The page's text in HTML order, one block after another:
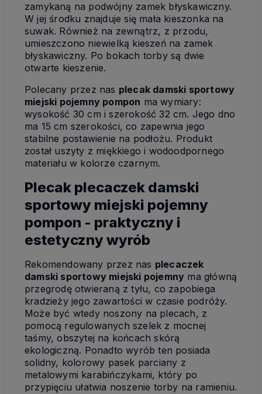
zamykaną na podwójny zamek błyskawiczny.
W jej środku znajduje się mała kieszonka na
suwak. Również na zewnątrz, z przodu,
umieszczono niewielką kieszeń na zamek
błyskawiczny. Po bokach torby są dwie
otwarte kieszenie.
Polecany przez nas plecak damski sportowy
miejski pojemny pompon ma wymiary:
wysokość 30 cm i szerokość 32 cm. Jego dno
ma 15 cm szerokości, co zapewnia jego
stabilne postawienie na podłożu. Produkt
został uszyty z miękkiego i wodoodpornego
materiału w kolorze czarnym.
Plecak plecaczek damski
sportowy miejski pojemny
pompon - praktyczny i
estetyczny wyrób
Rekomendowany przez nas plecaczek
damski sportowy miejski pojemny ma główną
przegrodę otwieraną z tyłu, co zapobiega
kradzieży jego zawartości w czasie podróży.
Może być wtedy noszony na plecach, z
pomocą regulowanych szelek z mocnej
taśmy, obszytej na końcach skórą
ekologiczną. Ponadto wyrób ten posiada
solidny, kolorowy pasek parciany z
metalowymi karabińczykami, który po
przypięciu ułatwia noszenie torby na ramieniu.